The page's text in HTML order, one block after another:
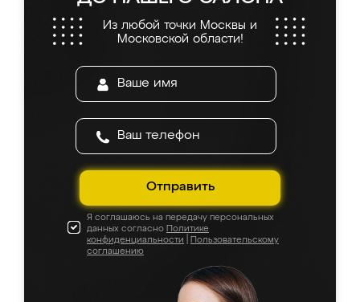
Из любой точки Москвы и
Московской области!
Отправить
Я соглашаюсь на передачу персональных
данных согласно Политике
конфиденциальности
Пользовательскому
соглашению